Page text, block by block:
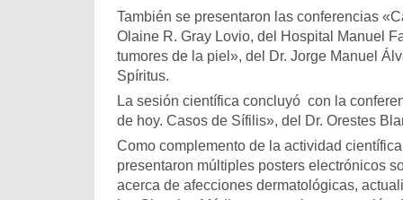
También se presentaron las conferencias
Olaine R. Gray Lovio, del Hospital Manuel
tumores de la piel», del Dr. Jorge Manuel
Spíritus.
La sesión científica concluyó con la
de hoy. Casos de Sífilis», del Dr. Orestes
Como complemento de la actividad
presentaron múltiples posters electrónicos
acerca de afecciones dermatológicas,